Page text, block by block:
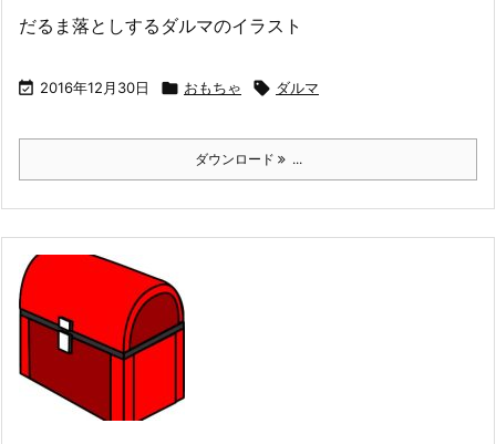
だるま落としするダルマのイラスト
 2016年12月30日  おもちゃ  ダルマ
ダウンロード ...